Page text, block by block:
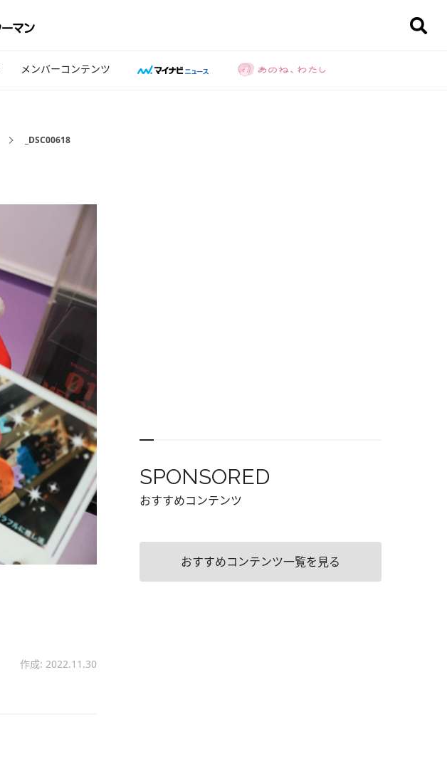
メンバーコンテンツ
_DSC00618
作成: 2022.11.30
SPONSORED
おすすめコンテンツ
おすすめコンテンツ一覧を見る